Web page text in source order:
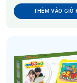
THÊM VÀO GIỎ